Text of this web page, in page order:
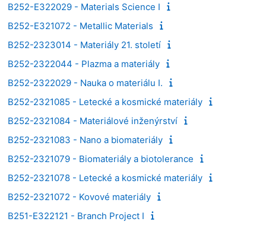
B252-E322029 - Materials Science I
B252-E321072 - Metallic Materials
B252-2323014 - Materiály 21. století
B252-2322044 - Plazma a materiály
B252-2322029 - Nauka o materiálu I.
B252-2321085 - Letecké a kosmické materiály
B252-2321084 - Materiálové inženýrství
B252-2321083 - Nano a biomateriály
B252-2321079 - Biomateriály a biotolerance
B252-2321078 - Letecké a kosmické materiály
B252-2321072 - Kovové materiály
B251-E322121 - Branch Project I